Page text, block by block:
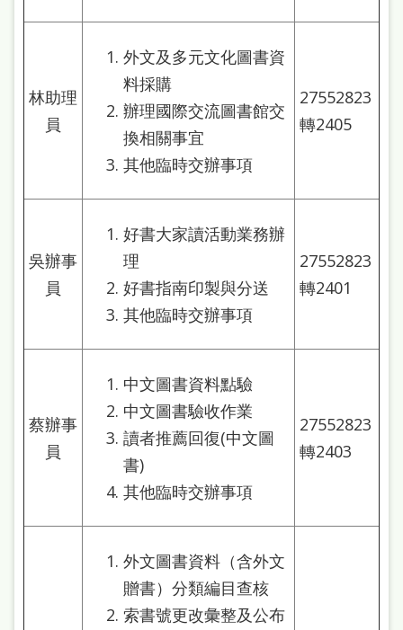
私
網
安
網
林助理
員
外文及多元文化圖書資
料採購
辦理國際交流圖書館交
換相關事宜
其他臨時交辦事項
27552823
轉2405
吳辦事
員
好書大家讀活動業務辦
理
好書指南印製與分送
其他臨時交辦事項
27552823
轉2401
蔡辦事
員
中文圖書資料點驗
中文圖書驗收作業
讀者推薦回復(中文圖
書)
其他臨時交辦事項
27552823
轉2403
外文圖書資料（含外文
贈書）分類編目查核
索書號更改彙整及公布